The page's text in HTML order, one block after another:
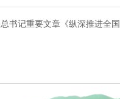
总书记重要文章《纵深推进全